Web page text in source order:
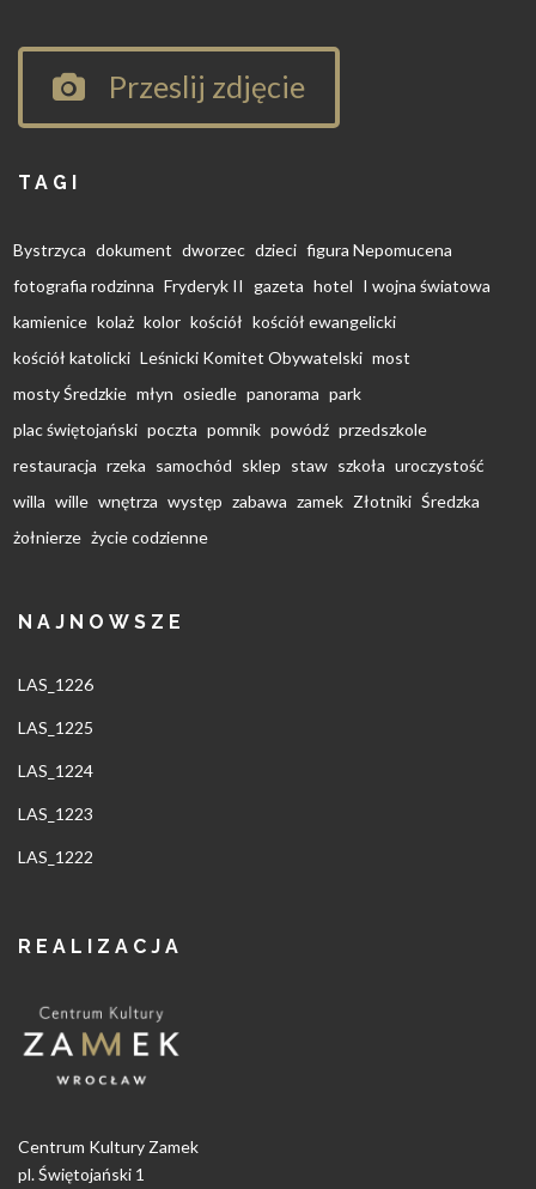
Przeslij zdjęcie
TAGI
Bystrzyca dokument dworzec dzieci figura Nepomucena
fotografia rodzinna Fryderyk II gazeta hotel I wojna światowa
kamienice kolaż kolor kościół kościół ewangelicki
kościół katolicki Leśnicki Komitet Obywatelski most
mosty Średzkie młyn osiedle panorama park
plac świętojański poczta pomnik powódź przedszkole
restauracja rzeka samochód sklep staw szkoła uroczystość
willa wille wnętrza występ zabawa zamek Złotniki Średzka
żołnierze życie codzienne
NAJNOWSZE
LAS_1226
LAS_1225
LAS_1224
LAS_1223
LAS_1222
REALIZACJA
Centrum Kultury Zamek
pl. Świętojański 1